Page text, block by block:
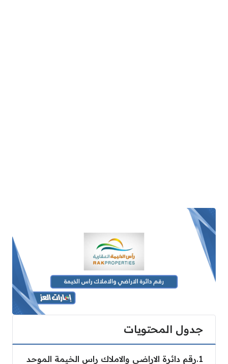
جدول المحتويات
1 رقم دائرة الاراضي والاملاك راس الخيمة الموحد